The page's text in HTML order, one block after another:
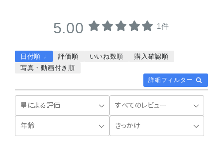
5.00 1件
詳細フィルター
日付順 ↓ 評価順 いいね数順
購入確認順
写真・動画付き順